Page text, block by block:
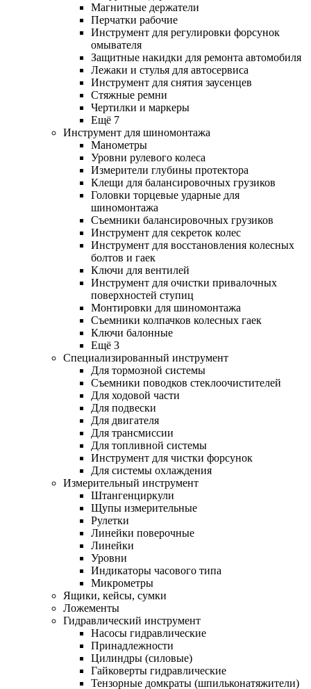
Магнитные держатели
Перчатки рабочие
Инструмент для регулировки форсунок
омывателя
Защитные накидки для ремонта автомобиля
Лежаки и стулья для автосервиса
Инструмент для снятия заусенцев
Стяжные ремни
Чертилки и маркеры
Ещё 7
Инструмент для шиномонтажа
Манометры
Уровни рулевого колеса
Измерители глубины протектора
Клещи для балансировочных грузиков
Головки торцевые ударные для
шиномонтажа
Съемники балансировочных грузиков
Инструмент для секреток колес
Инструмент для восстановления колесных
болтов и гаек
Ключи для вентилей
Инструмент для очистки привалочных
поверхностей ступиц
Монтировки для шиномонтажа
Съемники колпачков колесных гаек
Ключи балонные
Ещё 3
Специализированный инструмент
Для тормозной системы
Съемники поводков стеклоочистителей
Для ходовой части
Для подвески
Для двигателя
Для трансмиссии
Для топливной системы
Инструмент для чистки форсунок
Для системы охлаждения
Измерительный инструмент
Штангенциркули
Щупы измерительные
Рулетки
Линейки поверочные
Линейки
Уровни
Индикаторы часового типа
Микрометры
Ящики, кейсы, сумки
Ложементы
Гидравлический инструмент
Насосы гидравлические
Принадлежности
Цилиндры (силовые)
Гайковерты гидравлические
Тензорные домкраты (шпильконатяжители)